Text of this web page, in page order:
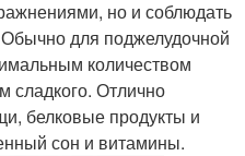
но и соблюдать
для поджелудочной
количеством
сладкого. Отлично
белковые продукты и
сон и витамины.